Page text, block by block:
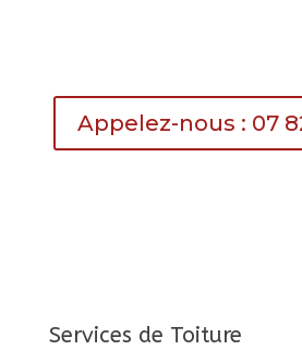
Appelez-nous : 07
Services de Toiture